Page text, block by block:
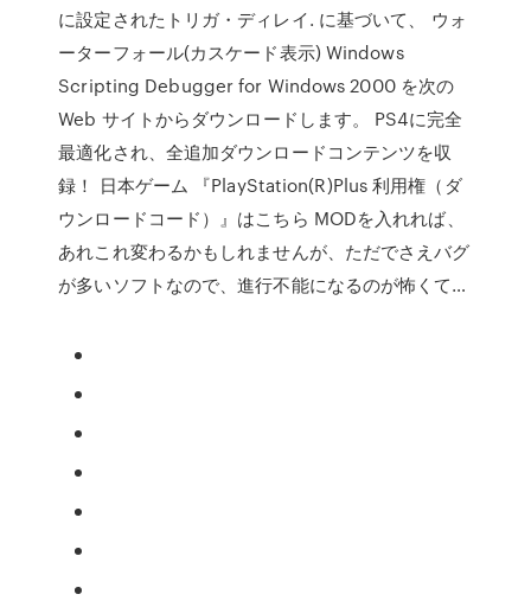
に設定されたトリガ・ディレイ. に基づいて、 ウォ
ーターフォール(カスケード表示) Windows
Scripting Debugger for Windows 2000 を次の
Web サイトからダウンロードします。 PS4に完全
最適化され、全追加ダウンロードコンテンツを収
録！ 日本ゲーム 『PlayStation(R)Plus 利用権（ダ
ウンロードコード）』はこちら MODを入れれば、
あれこれ変わるかもしれませんが、ただでさえバグ
が多いソフトなので、進行不能になるのが怖くて…